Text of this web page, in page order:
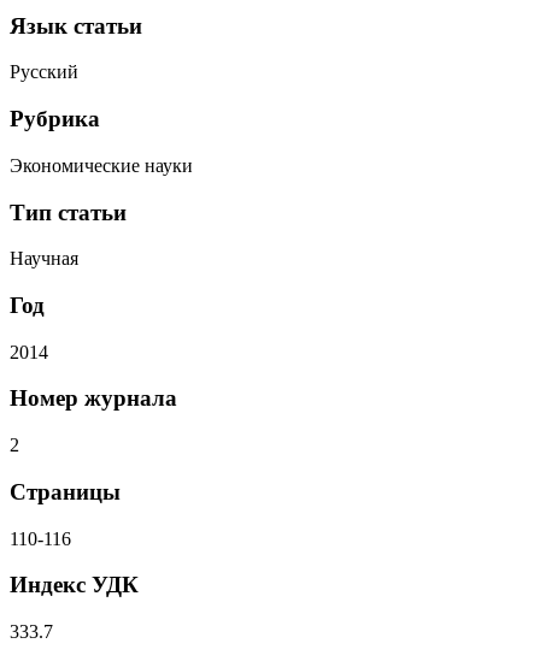
Язык статьи
Русский
Рубрика
Экономические науки
Тип статьи
Научная
Год
2014
Номер журнала
2
Страницы
110-116
Индекс УДК
333.7